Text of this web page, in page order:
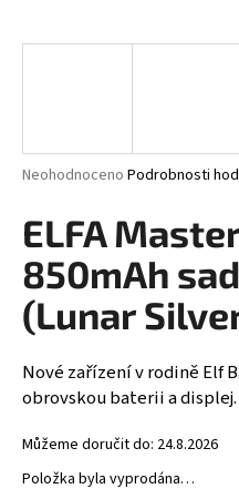
Průměrné
produktu
je
0,0
z
5
hvězdiček.
Neohodnoceno Podrobnosti
ELFA
850mAh
(Lunar
Nové zařízení v rodině Elf
obrovskou baterii a displej.
Můžeme doručit do: 24.8.2026
Položka byla vyprodána…
HLEDAT
o
p
r
u